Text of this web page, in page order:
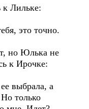
к Лильке:
это точно.
но Юлька не
к Ирочке:
выбрала, а
только